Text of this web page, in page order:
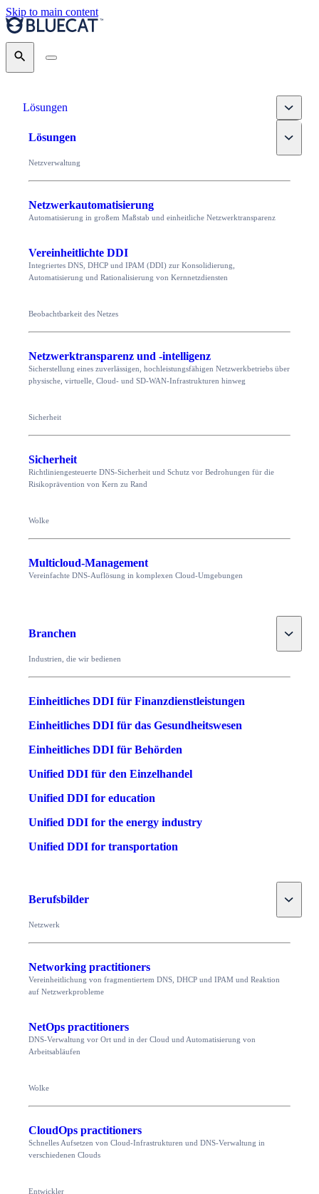
Skip to main content
Search
Lösungen Toggle
Lösungen Toggle
Netzverwaltung
Netzwerkautomatisierung
Automatisierung in großem Maßstab und einheitliche Netzwerktransparenz
Vereinheitlichte DDI
Integriertes DNS, DHCP und IPAM (DDI) zur Konsolidierung,
Automatisierung und Rationalisierung von Kernnetzdiensten
Beobachtbarkeit des Netzes
Netzwerktransparenz und -intelligenz
Sicherstellung eines zuverlässigen, hochleistungsfähigen Netzwerkbetriebs über
physische, virtuelle, Cloud- und SD-WAN-Infrastrukturen hinweg
Sicherheit
Sicherheit
Richtliniengesteuerte DNS-Sicherheit und Schutz vor Bedrohungen für die
Risikoprävention von Kern zu Rand
Wolke
Multicloud-Management
Vereinfachte DNS-Auflösung in komplexen Cloud-Umgebungen
Branchen Toggle
Industrien, die wir bedienen
Einheitliches DDI für Finanzdienstleistungen
Einheitliches DDI für das Gesundheitswesen
Einheitliches DDI für Behörden
Unified DDI für den Einzelhandel
Unified DDI for education
Unified DDI for the energy industry
Unified DDI for transportation
Berufsbilder Toggle
Netzwerk
Networking practitioners
Vereinheitlichung von fragmentiertem DNS, DHCP und IPAM und Reaktion
auf Netzwerkprobleme
NetOps practitioners
DNS-Verwaltung vor Ort und in der Cloud und Automatisierung von
Arbeitsabläufen
Wolke
CloudOps practitioners
Schnelles Aufsetzen von Cloud-Infrastrukturen und DNS-Verwaltung in
verschiedenen Clouds
Entwickler